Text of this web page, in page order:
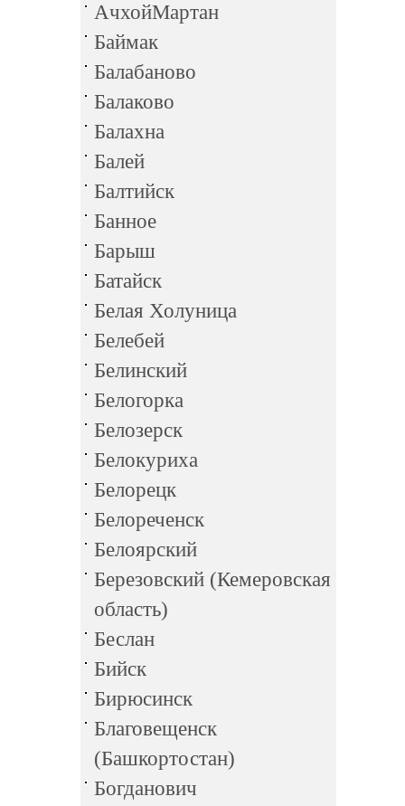
АчхойМартан
Баймак
Балабаново
Балаково
Балахна
Балей
Балтийск
Банное
Барыш
Батайск
Белая Холуница
Белебей
Белинский
Белогорка
Белозерск
Белокуриха
Белорецк
Белореченск
Белоярский
Березовский (Кемеровская
область)
Беслан
Бийск
Бирюсинск
Благовещенск
(Башкортостан)
Богданович